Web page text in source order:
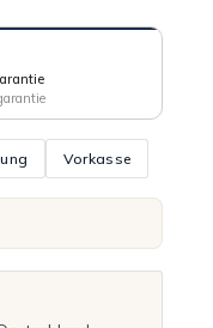
Vorkasse